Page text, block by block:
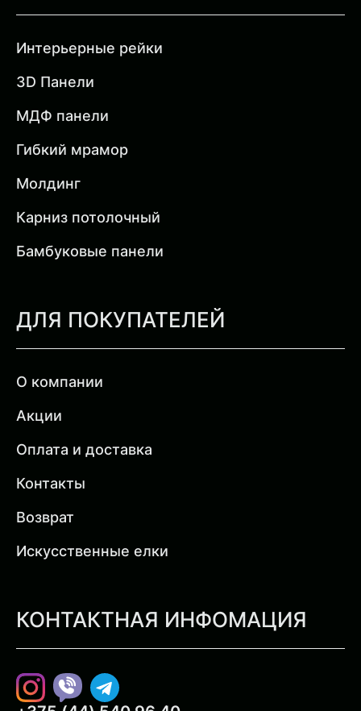
Интерьерные рейки
3D Панели
МДФ панели
Гибкий мрамор
Молдинг
Карниз потолочный
Бамбуковые панели
ДЛЯ ПОКУПАТЕЛЕЙ
О компании
Акции
Оплата и доставка
Контакты
Возврат
Искусственные елки
КОНТАКТНАЯ ИНФОМАЦИЯ
Instagram
Viber Telegram